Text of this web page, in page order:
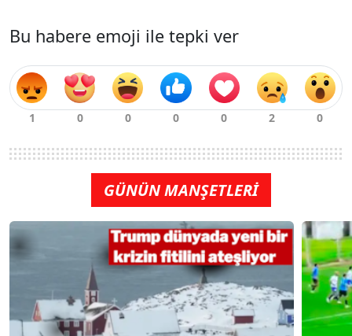
Bu habere emoji ile tepki ver
GÜNÜN MANŞETLERİ